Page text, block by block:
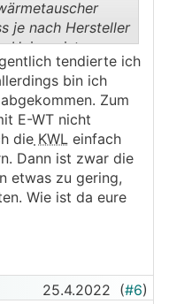
je nach Hersteller
Heizregister
tendierte ich
bin ich
Zum
E-WT nicht
die KWL einfach
Dann ist zwar die
etwas zu gering,
Wie ist da eure
25.4.2022 (#6)